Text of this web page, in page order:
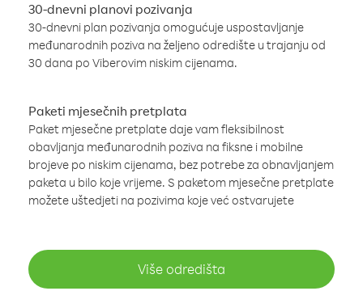
30-dnevni planovi pozivanja
30-dnevni plan pozivanja omogućuje uspostavljanje
međunarodnih poziva na željeno odredište u trajanju od
30 dana po Viberovim niskim cijenama.
Paketi mjesečnih pretplata
Paket mjesečne pretplate daje vam fleksibilnost
obavljanja međunarodnih poziva na fiksne i mobilne
brojeve po niskim cijenama, bez potrebe za obnavljanjem
paketa u bilo koje vrijeme. S paketom mjesečne pretplate
možete uštedjeti na pozivima koje već ostvarujete
Više odredišta